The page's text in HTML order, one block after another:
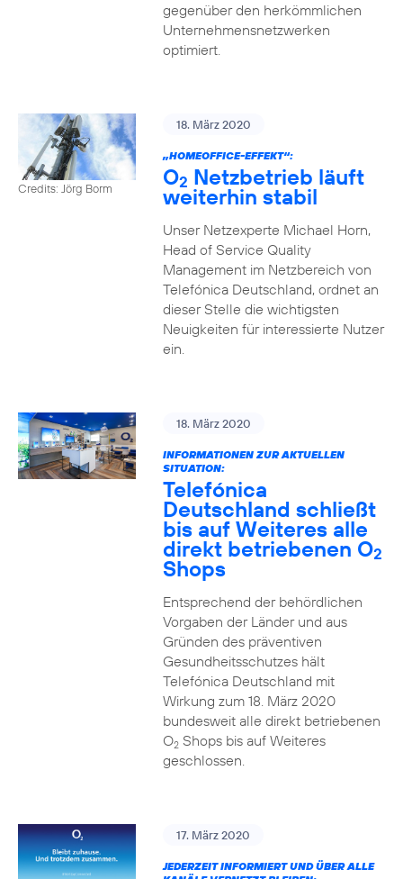
gegenüber den herkömmlichen
Unternehmensnetzwerken
optimiert.
Credits: Jörg Borm
18. März 2020
„HOMEOFFICE-EFFEKT“:
O2 Netzbetrieb läuft
weiterhin stabil
Unser Netzexperte Michael Horn,
Head of Service Quality
Management im Netzbereich von
Telefónica Deutschland, ordnet an
dieser Stelle die wichtigsten
Neuigkeiten für interessierte Nutzer
ein.
18. März 2020
INFORMATIONEN ZUR AKTUELLEN
SITUATION:
Telefónica
Deutschland schließt
bis auf Weiteres alle
direkt betriebenen O2
Shops
Entsprechend der behördlichen
Vorgaben der Länder und aus
Gründen des präventiven
Gesundheitsschutzes hält
Telefónica Deutschland mit
Wirkung zum 18. März 2020
bundesweit alle direkt betriebenen
O2Shops bis auf Weiteres
geschlossen.
17. März 2020
JEDERZEIT INFORMIERT UND ÜBER ALLE